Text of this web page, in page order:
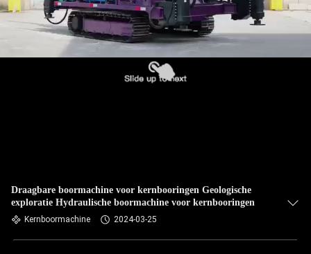
Draagbare boormachine voor kernbooringen Geologische
exploratie Hydraulische boormachine voor kernbooringen
Kernboormachine 2024-03-25